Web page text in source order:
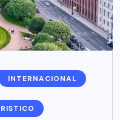
INTERNACIONAL